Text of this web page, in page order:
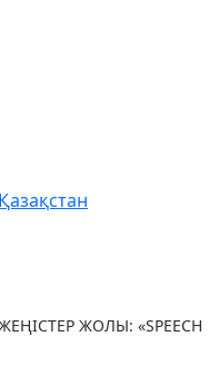
ЖОЛЫ: «SPEECH